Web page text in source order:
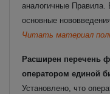
аналогичные Правила.
основные нововведения.
Читать материал
Расширен перечень
оператором единой
Установлено, что